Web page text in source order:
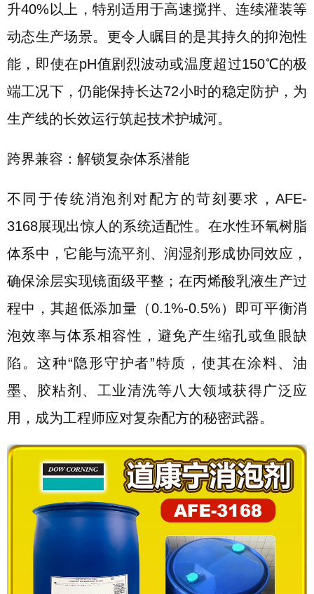
升40%以上，特别适用于高速搅拌、连续灌装等
动态生产场景。更令人瞩目的是其持久的抑泡性
能，即使在pH值剧烈波动或温度超过150℃的极
端工况下，仍能保持长达72小时的稳定防护，为
生产线的长效运行筑起技术护城河。
跨界兼容：解锁复杂体系潜能
不同于传统消泡剂对配方的苛刻要求，AFE-
3168展现出惊人的系统适配性。在水性环氧树脂
体系中，它能与流平剂、润湿剂形成协同效应，
确保涂层实现镜面级平整；在丙烯酸乳液生产过
程中，其超低添加量（0.1%-0.5%）即可平衡消
泡效率与体系相容性，避免产生缩孔或鱼眼缺
陷。这种“隐形守护者”特质，使其在涂料、油
墨、胶粘剂、工业清洗等八大领域获得广泛应
用，成为工程师应对复杂配方的秘密武器。